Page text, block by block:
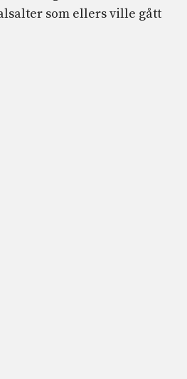
som ellers ville gått